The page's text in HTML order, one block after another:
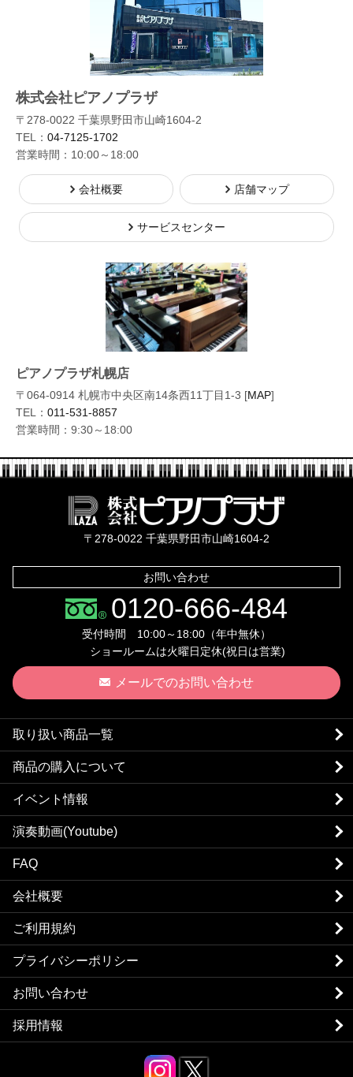
株式会社ピアノプラザ
〒278-0022 千葉県野田市山崎1604-2
TEL： 04-7125-1702
営業時間：10:00～18:00
会社概要 店舗マップ
サービスセンター
ピアノプラザ札幌店
〒064-0914 札幌市中央区南14条西11丁目1-3 [MAP]
TEL： 011-531-8857
営業時間：9:30～18:00
〒278-0022 千葉県野田市山崎1604-2
お問い合わせ
0120-666-484
受付時間 10:00～18:00（年中無休）
ショールームは火曜日定休(祝日は営業)
メールでのお問い合わせ
取り扱い商品一覧
商品の購入について
イベント情報
演奏動画(Youtube)
FAQ
会社概要
ご利用規約
プライバシーポリシー
お問い合わせ
採用情報